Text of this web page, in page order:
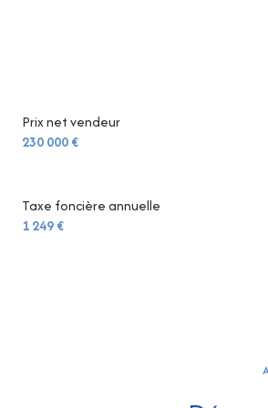
Prix net vendeur
230 000 €
Taxe foncière annuelle
1 249 €